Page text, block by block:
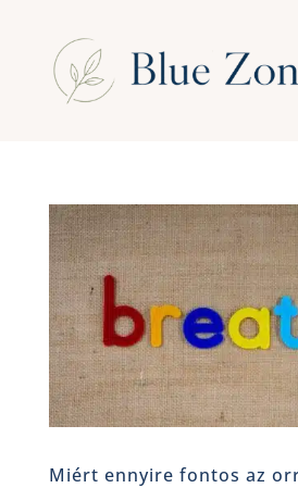
Miért ennyire fontos az